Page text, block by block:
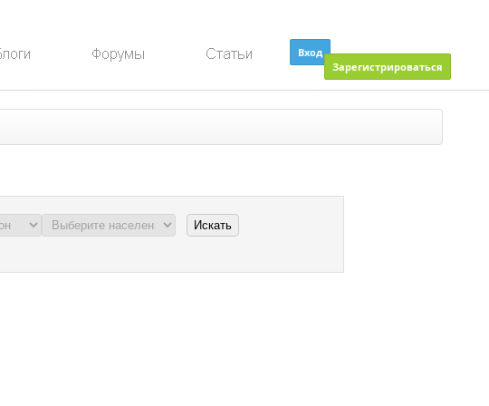
Вход
Зарегистрироваться